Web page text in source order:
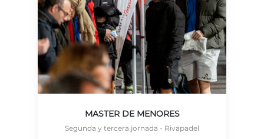
MASTER DE MENORES
Segunda y tercera jornada - Rivapadel